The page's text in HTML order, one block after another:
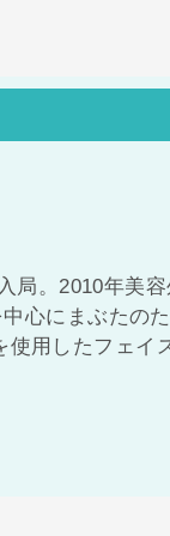
局。2010年美容
心にまぶたの
用したフェイ